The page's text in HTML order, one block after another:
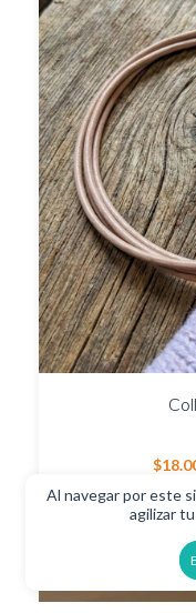
Al navegar por este
agilizar
2